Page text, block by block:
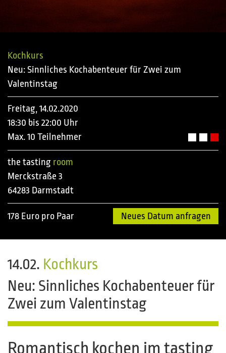
Kochkurs
Neu: Sinnliches Kochabenteuer für Zwei zum
Valentinstag
Freitag, 14.02.2020
18:30 bis 22:00 Uhr
Max. 10 Teilnehmer
the tasting room
Merckstraße 3
64283 Darmstadt
178 Euro pro Paar Neues Datum anfragen
14.02. Kochkurs
Neu: Sinnliches Kochabenteuer für
Zwei zum Valentinstag
Romantisch kochen im tasting